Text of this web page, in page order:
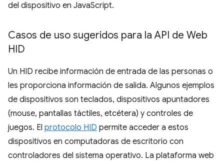
del dispositivo en JavaScript.
Casos de uso sugeridos para la API de Web
HID
Un HID recibe información de entrada de las personas o
les proporciona información de salida. Algunos ejemplos
de dispositivos son teclados, dispositivos apuntadores
(mouse, pantallas táctiles, etcétera) y controles de
juegos. El protocolo HID permite acceder a estos
dispositivos en computadoras de escritorio con
controladores del sistema operativo. La plataforma web